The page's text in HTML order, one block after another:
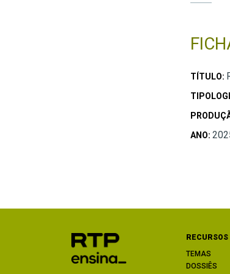
TÍTULO:
ANO:
RECURSOS
TEMAS
DOSSIÊS